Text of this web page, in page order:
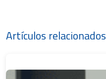
Artículos relacionados